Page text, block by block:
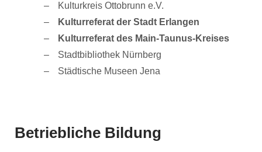
Kulturkreis Ottobrunn e.V.
Kulturreferat der Stadt Erlangen
Kulturreferat des Main-Taunus-Kreises
Stadtbibliothek Nürnberg
Städtische Museen Jena
Betriebliche Bildung